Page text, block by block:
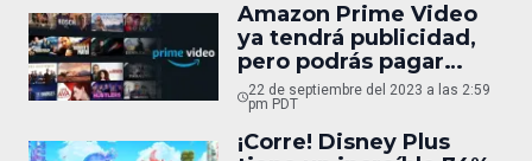
Amazon Prime Video
ya tendrá publicidad,
pero podrás pagar
extra para quitarla
22 de septiembre del 2023 a las 2:59
pm PDT
¡Corre! Disney Plus